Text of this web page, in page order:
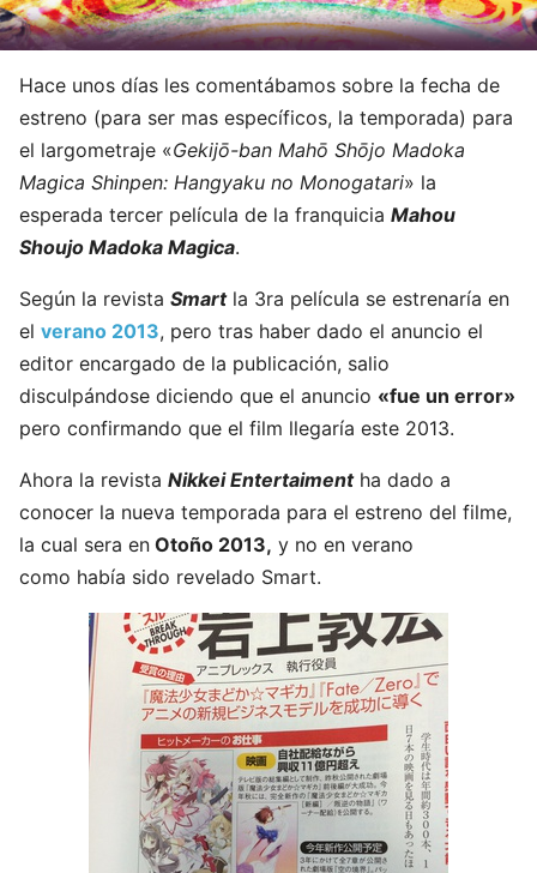
Hace unos días les comentábamos sobre la fecha de
estreno (para ser mas específicos, la temporada) para
el largometraje «Gekijō-ban Mahō Shōjo Madoka
Magica Shinpen: Hangyaku no Monogatari» la
esperada tercer película de la franquicia Mahou
Shoujo Madoka Magica.
Según la revista Smartla 3ra película se estrenaría en
el verano 2013, pero tras haber dado el anuncio el
editor encargado de la publicación, salio
disculpándose diciendo que el anuncio «fue un error»
pero confirmando que el film llegaría este 2013.
Ahora la revista Nikkei Entertaimentha dado a
conocer la nueva temporada para el estreno del filme,
la cual sera en Otoño 2013, y no en verano
como había sido revelado Smart.